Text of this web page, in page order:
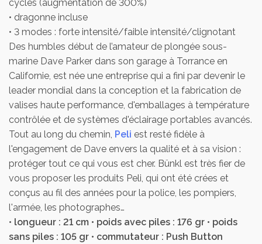
cycles (augmentation de 300%)
• dragonne incluse
• 3 modes : forte intensité/faible intensité/clignotant
Des humbles début de l’amateur de plongée sous-
marine Dave Parker dans son garage à Torrance en
Californie, est née une entreprise qui a fini par devenir le
leader mondial dans la conception et la fabrication de
valises haute performance, d'emballages à température
contrôlée et de systèmes d'éclairage portables avancés.
Tout au long du chemin, Peli est resté fidèle à
l'engagement de Dave envers la qualité et à sa vision :
protéger tout ce qui vous est cher. Bünkl est très fier de
vous proposer les produits Peli, qui ont été crées et
conçus au fil des années pour la police, les pompiers,
l'armée, les photographes…
• longueur : 21 cm • poids avec piles : 176 gr • poids
sans piles : 105 gr • commutateur : Push Button